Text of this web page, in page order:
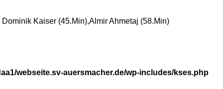
Kaiser (45.Min),Almir Ahmetaj (58.Min)
webseite.sv-auersmacher.de/wp-includes/kses.php